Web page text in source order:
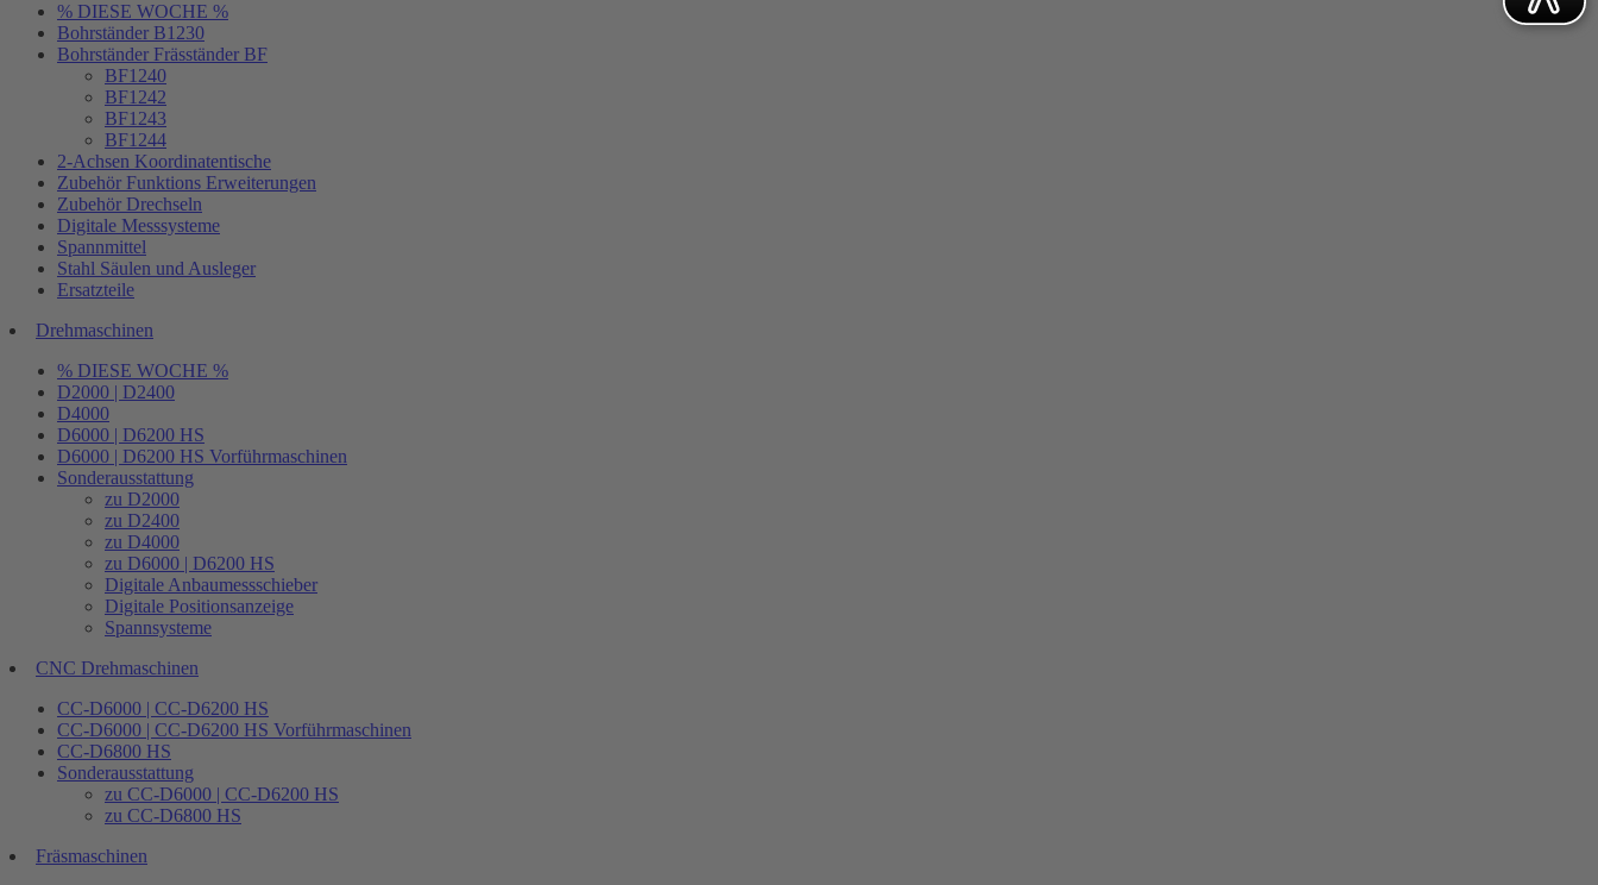
% DIESE WOCHE %
Bohrständer B1230
Bohrständer Fräsständer BF
BF1240
BF1242
BF1243
BF1244
2-Achsen Koordinatentische
Zubehör Funktions Erweiterungen
Zubehör Drechseln
Digitale Messsysteme
Spannmittel
Stahl Säulen und Ausleger
Ersatzteile
Drehmaschinen
% DIESE WOCHE %
D2000 | D2400
D4000
D6000 | D6200 HS
D6000 | D6200 HS Vorführmaschinen
Sonderausstattung
zu D2000
zu D2400
zu D4000
zu D6000 | D6200 HS
Digitale Anbaumessschieber
Digitale Positionsanzeige
Spannsysteme
CNC Drehmaschinen
CC-D6000 | CC-D6200 HS
CC-D6000 | CC-D6200 HS Vorführmaschinen
CC-D6800 HS
Sonderausstattung
zu CC-D6000 | CC-D6200 HS
zu CC-D6800 HS
Fräsmaschinen